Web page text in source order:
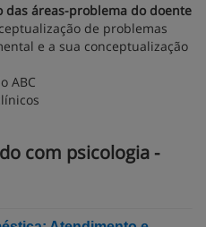
das áreas-problema do doente
de problemas
e a sua conceptualização
ABC
com psicologia -